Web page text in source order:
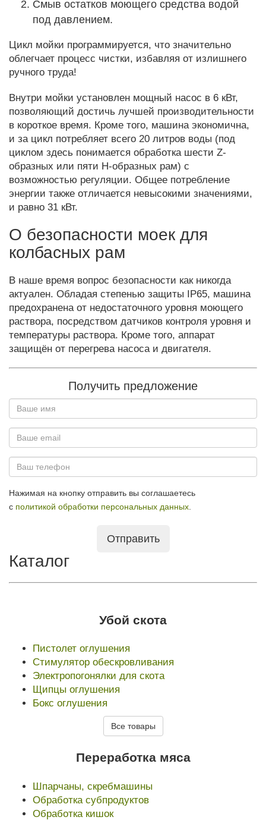
Смыв остатков моющего средства водой
под давлением.
Цикл мойки программируется, что значительно
облегчает процесс чистки, избавляя от излишнего
ручного труда!
Внутри мойки установлен мощный насос в 6 кВт,
позволяющий достичь лучшей производительности
в короткое время. Кроме того, машина экономична,
и за цикл потребляет всего 20 литров воды (под
циклом здесь понимается обработка шести Z-
образных или пяти Н-образных рам) с
возможностью регуляции. Общее потребление
энергии также отличается невысокими значениями,
и равно 31 кВт.
О безопасности моек для
колбасных рам
В наше время вопрос безопасности как никогда
актуален. Обладая степенью защиты IP65, машина
предохранена от недостаточного уровня моющего
раствора, посредством датчиков контроля уровня и
температуры раствора. Кроме того, аппарат
защищён от перегрева насоса и двигателя.
Получить предложение
Нажимая на кнопку отправить вы соглашаетесь
с политикой обработки персональных данных.
Отправить
Каталог
Убой скота
Пистолет оглушения
Стимулятор обескровливания
Электропогонялки для скота
Щипцы оглушения
Бокс оглушения
Все товары
Переработка мяса
Шпарчаны, скребмашины
Обработка субпродуктов
Обработка кишок